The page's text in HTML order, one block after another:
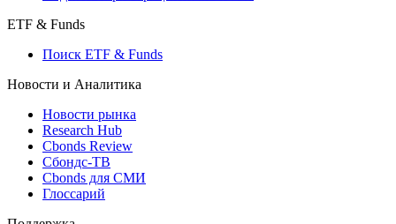
Макроэкономика
Виджет: Карта процентных ставок
ETF & Funds
Поиск ETF & Funds
Новости и Аналитика
Новости рынка
Research Hub